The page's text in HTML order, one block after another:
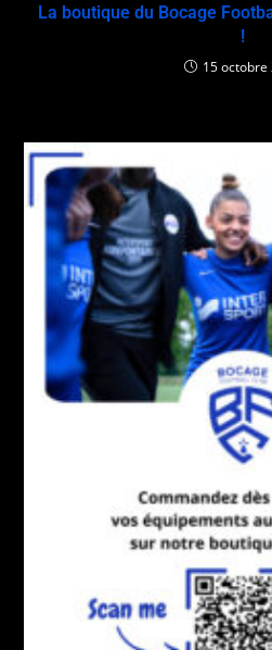
La boutique du Bocage
!
15 octobre